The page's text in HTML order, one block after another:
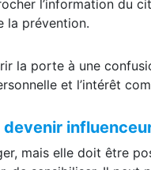
produit est efficace.
l’information du
la porte à une